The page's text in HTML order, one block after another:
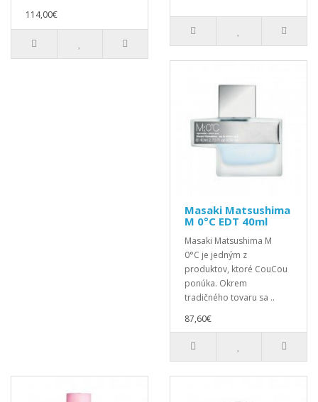
114,00€
Masaki Matsushima
M 0°C EDT 40ml
Masaki Matsushima M
0°C je jedným z
produktov, ktoré CouCou
ponúka. Okrem
tradičného tovaru sa ..
87,60€